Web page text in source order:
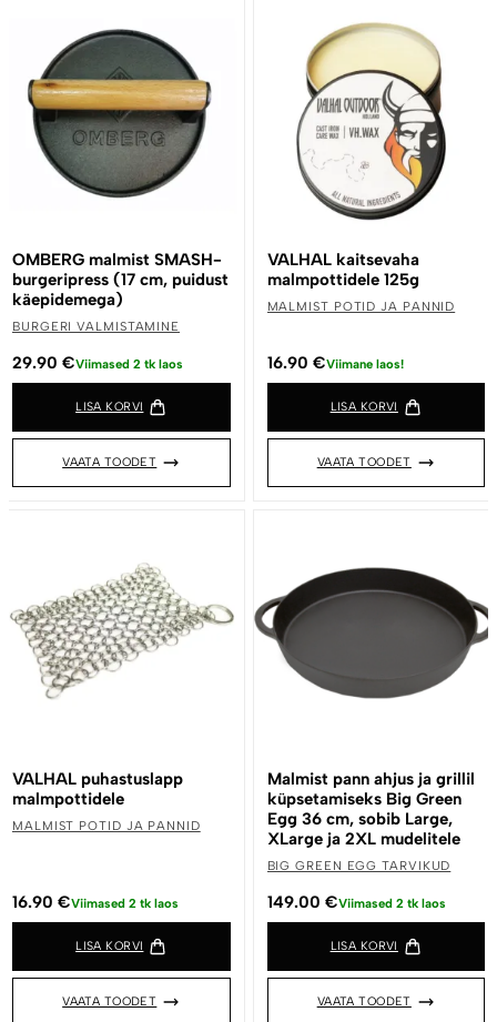
OMBERG malmist SMASH-
burgeripress (17 cm, puidust
käepidemega)
BURGERI VALMISTAMINE
29.90 €Viimased 2 tk laos
LISA KORVI
VAATA TOODET
VALHAL kaitsevaha
malmpottidele 125g
MALMIST POTID JA PANNID
16.90 €Viimane laos!
LISA KORVI
VAATA TOODET
VALHAL puhastuslapp
malmpottidele
MALMIST POTID JA PANNID
16.90 €Viimased 2 tk laos
LISA KORVI
VAATA TOODET
Malmist pann ahjus ja grillil
küpsetamiseks Big Green
Egg 36 cm, sobib Large,
XLarge ja 2XL mudelitele
BIG GREEN EGG TARVIKUD
149.00 €Viimased 2 tk laos
LISA KORVI
VAATA TOODET